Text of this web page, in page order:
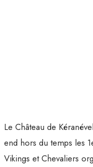
Le Château de
end hors du temps les
Vikings et Chevaliers